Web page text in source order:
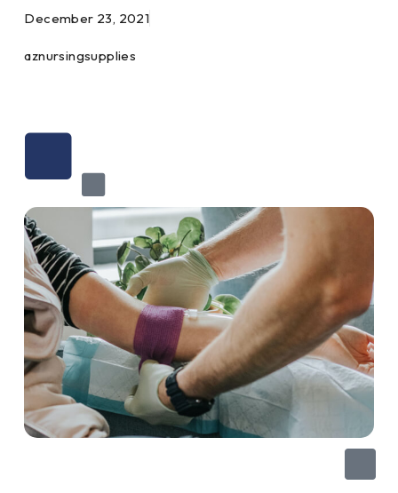
December 23, 2021
aznursingsupplies